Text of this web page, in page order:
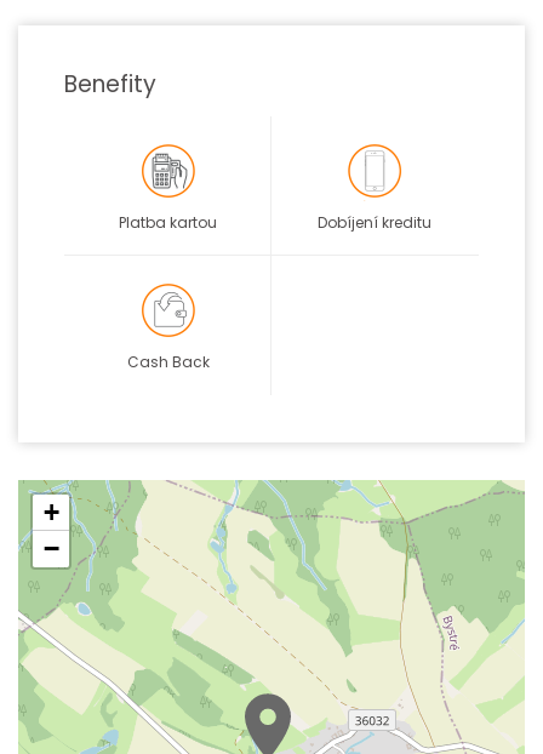
Benefity
Platba kartou Dobíjení kreditu
Cash Back
+
−